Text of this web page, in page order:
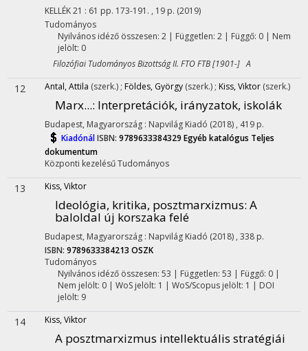
KELLÉK21 : 61 pp. 173-191. , 19 p. (2019)
Tudományos
Nyilvános idéző összesen: 2| Független: 2 | Függő: 0 | Nem
jelölt: 0
Filozófiai Tudományos Bizottság II. FTO FTB [1901-] A
12 Antal, Attila (szerk.) ; Földes, György (szerk.) ; Kiss, Viktor (szerk.)
Marx...: Interpretációk, irányzatok, iskolák
Budapest, Magyarország : Napvilág Kiadó (2018) , 419 p.
KiadónálISBN: 9789633384329 Egyéb katalógus Teljes
dokumentum
Központi kezelésűTudományos
13 Kiss, Viktor
Ideológia, kritika, posztmarxizmus: A
baloldal új korszaka felé
Budapest, Magyarország : Napvilág Kiadó (2018) , 338 p.
ISBN: 9789633384213 OSZK
Tudományos
Nyilvános idéző összesen: 53 | Független: 53 | Függő: 0 |
Nem jelölt: 0 | WoS jelölt: 1 | WoS/Scopus jelölt: 1 | DOI
jelölt: 9
14 Kiss, Viktor
A posztmarxizmus intellektuális stratégiái